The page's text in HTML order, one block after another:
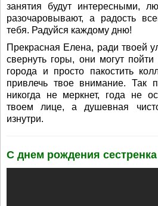
занятия будут интересными,
разочаровывают, а радость
тебя. Радуйся каждому дню!
Прекрасная Елена, ради твоей
свернуть горы, они могут
города и просто пакостить
привлечь твое внимание. Так
никогда не меркнет, года не
твоем лице, а душевная
изнутри.
С днем рождения